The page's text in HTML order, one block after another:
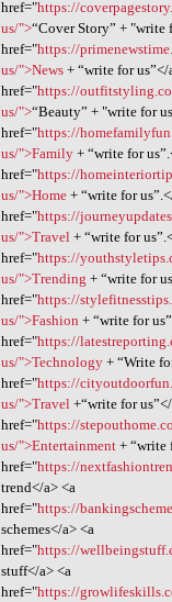
href="https://
us/">“Cover Story” + "write
href="https://
us/">News+ “write for us”</
href="https://
us/">“Beauty” + "write for
href="https://
us/">Family+ “write for
href="https://
us/">Home+ “write for
href="https://
us/">Travel + “write for
href="https://
us/">Trending + “write for
href="https://
us/">Fashion + “write for
href="https://
us/">Technology+ “Write
href="https://
us/">Travel +“write for
href="https://
us/">Entertainment+ “write
href="https://
trend</a> <a
href="https://
schemes</a> <a
href="https://
stuff</a> <a
href="https://